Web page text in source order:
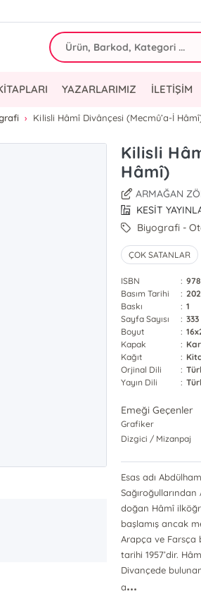
YAZARLARIMIZ İLETİŞİM
Kilisli Hâmî Divânçesi (Mecmû’a-İ
Kilisli
Hâmî)
ARMAĞAN
KESİT
Biyografi -
ÇOK SATANLAR
ISBN :
Basım Tarihi
:
Baskı
: 1
Sayfa Sayısı
: 333
Boyut
:
Kapak
:
Kağıt
:
Orjinal Dili
:
Yayın Dili
:
Emeği Geçenler
Grafiker
Dizgici / Mizanpaj
Esas adı
doğan Hâmî
başlamış ancak
Arapça ve Farsça
tarihi 1957’dir.
Divançede
a...